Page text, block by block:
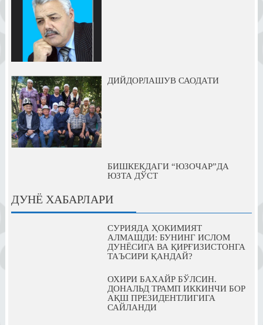
ДИЙДОРЛАШУВ САОДАТИ
БИШКЕКДАГИ “ЮЗОЧАР”ДА
ЮЗТА ДЎСТ
ДУНЁ ХАБАРЛАРИ
СУРИЯДА ҲОКИМИЯТ
АЛМАШДИ: БУНИНГ ИСЛОМ
ДУНЁСИГА ВА ҚИРҒИЗИСТОНГА
ТАЪСИРИ ҚАНДАЙ?
ОХИРИ БАХАЙР БЎЛСИН.
ДОНАЛЬД ТРАМП ИККИНЧИ БОР
АҚШ ПРЕЗИДЕНТЛИГИГА
САЙЛАНДИ